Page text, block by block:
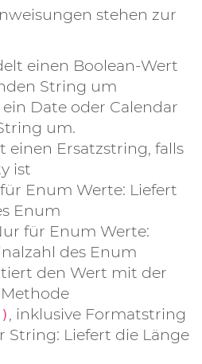
stehen zur
einen Boolean-Wert
String um
Date oder Calendar
um.
einen Ersatzstring, falls
ist
Enum Werte: Liefert
Enum
für Enum Werte:
des Enum
den Wert mit der
, inklusive Formatstring
String: Liefert die Länge